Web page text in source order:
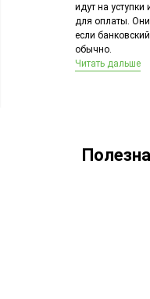
идут на
для оплаты. Они
если
обычно.
Читать дальше